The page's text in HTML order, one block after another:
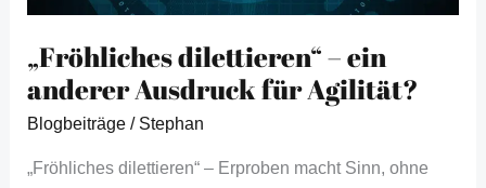
„Fröhliches dilettieren“ – ein
anderer Ausdruck für Agilität?
Blogbeiträge/ Stephan
„Fröhliches dilettieren“ – Erproben macht Sinn, ohne